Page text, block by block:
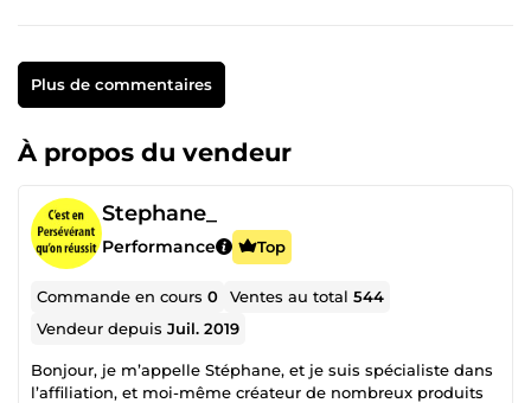
Plus de commentaires
À propos du vendeur
Stephane_
Performance Top
Commande en cours0 Ventes au total544
Vendeur depuisJuil. 2019
Bonjour, je m’appelle Stéphane, et je suis spécialiste dans
l’affiliation, et moi-même créateur de nombreux produits